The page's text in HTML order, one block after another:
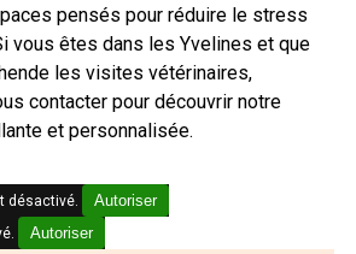
pensés pour réduire le stress
vous êtes dans les Yvelines et que
les visites vétérinaires,
contacter pour découvrir notre
et personnalisée.
désactivé. Autoriser
Autoriser